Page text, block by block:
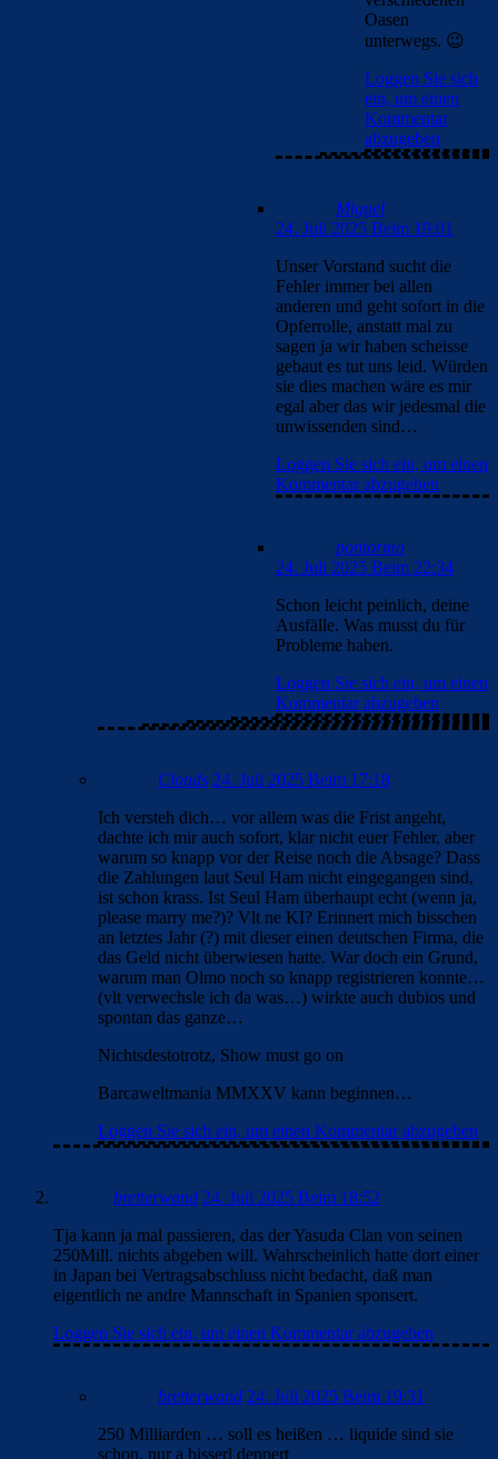
Oasen
unterwegs. 😉
Loggen Sie sich
ein, um einen
Kommentar
abzugeben
Miguel
24. Juli 2025 Beim 19:01
Unser Vorstand sucht die
Fehler immer bei allen
anderen und geht sofort in die
Opferrolle, anstatt mal zu
sagen ja wir haben scheisse
gebaut es tut uns leid. Würden
sie dies machen wäre es mir
egal aber das wir jedesmal die
unwissenden sind…
Loggen Sie sich ein, um einen
Kommentar abzugeben
pontormo
24. Juli 2025 Beim 22:34
Schon leicht peinlich, deine
Ausfälle. Was musst du für
Probleme haben.
Loggen Sie sich ein, um einen
Kommentar abzugeben
Clouds 24. Juli 2025 Beim 17:18
Ich versteh dich… vor allem was die Frist angeht,
dachte ich mir auch sofort, klar nicht euer Fehler, aber
warum so knapp vor der Reise noch die Absage? Dass
die Zahlungen laut Seul Ham nicht eingegangen sind,
ist schon krass. Ist Seul Ham überhaupt echt (wenn ja,
please marry me?)? Vlt ne KI? Erinnert mich bisschen
an letztes Jahr (?) mit dieser einen deutschen Firma, die
das Geld nicht überwiesen hatte. War doch ein Grund,
warum man Olmo noch so knapp registrieren konnte…
(vlt verwechsle ich da was…) wirkte auch dubios und
spontan das ganze…
Nichtsdestotrotz, Show must go on
Barcaweltmania MMXXV kann beginnen…
Loggen Sie sich ein, um einen Kommentar abzugeben
bretterwand 24. Juli 2025 Beim 18:52
Tja kann ja mal passieren, das der Yasuda Clan von seinen
250Mill. nichts abgeben will. Wahrscheinlich hatte dort einer
in Japan bei Vertragsabschluss nicht bedacht, daß man
eigentlich ne andre Mannschaft in Spanien sponsert.
Loggen Sie sich ein, um einen Kommentar abzugeben
bretterwand 24. Juli 2025 Beim 19:31
250 Milliarden … soll es heißen … liquide sind sie
schon, nur a bisserl deppert